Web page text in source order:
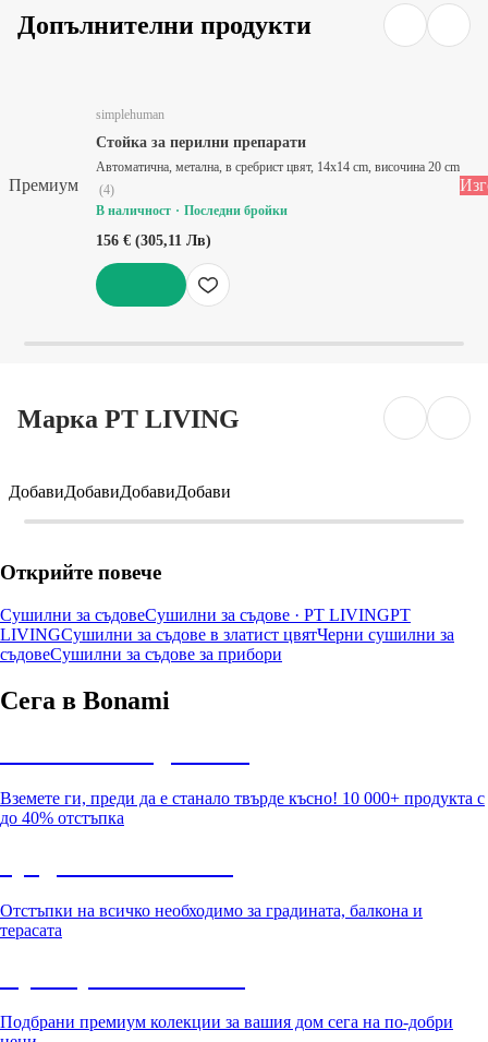
Допълнителни продукти
Премиум
simplehuman
Стойка за перилни препарати
Автоматична, метална, в сребрист цвят, 14x14 cm, височина 20 cm
(4)
В наличност
Последни бройки
156 € (305,11 Лв)
Марка PT LIVING
ДобавиДобавиДобавиДобави
Открийте повече
Сушилни за съдовеСушилни за съдове · PT LIVINGPT
LIVINGСушилни за съдове в златист цвятЧерни сушилни за
съдовеСушилни за съдове за прибори
Сега в Bonami
Вземете ги, преди да е станало твърде късно! 10 000+ продукта с
до 40% отстъпка
Отстъпки на всичко необходимо за градината, балкона и
терасата
Подбрани премиум колекции за вашия дом сега на по-добри